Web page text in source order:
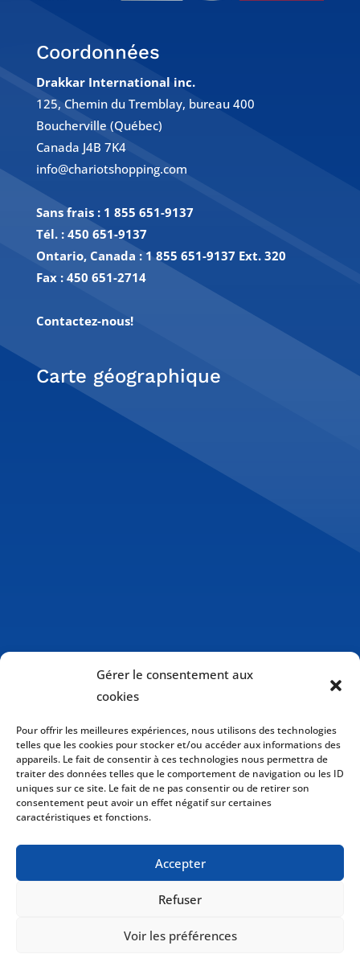
Gérer le consentement aux
cookies
Pour offrir les meilleures expériences, nous utilisons des technologies
telles que les cookies pour stocker et/ou accéder aux informations des
appareils. Le fait de consentir à ces technologies nous permettra de
traiter des données telles que le comportement de navigation ou les ID
uniques sur ce site. Le fait de ne pas consentir ou de retirer son
consentement peut avoir un effet négatif sur certaines
caractéristiques et fonctions.
Accepter
Refuser
Voir les préférences
Coordonnées
Drakkar International inc.
125, Chemin du Tremblay, bureau 400
Boucherville (Québec)
Canada J4B 7K4
info@chariotshopping.com
Sans frais : 1 855 651-9137
Tél. : 450 651-9137
Ontario, Canada : 1 855 651-9137 Ext. 320
Fax : 450 651-2714
Contactez-nous!
Carte géographique
Politique de confidentialité